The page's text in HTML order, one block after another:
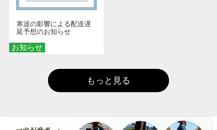
お知らせ
寒波の影響による配送遅
延予想のお知らせ
もっと見る